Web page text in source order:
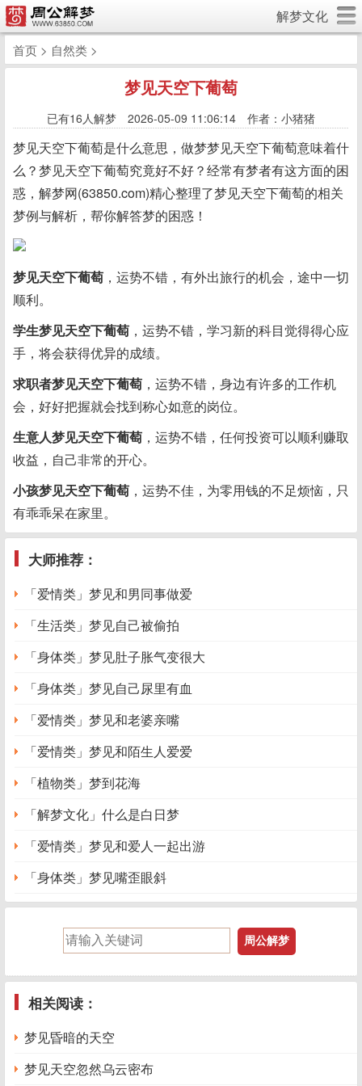
解梦文化
首页 > 自然类 >
梦见天空下葡萄
已有16人解梦 2026-05-09 11:06:14 作者：小猪猪
梦见天空下葡萄是什么意思，做梦梦见天空下葡萄意味着什
么？梦见天空下葡萄究竟好不好？经常有梦者有这方面的困
惑，解梦网(63850.com)精心整理了梦见天空下葡萄的相关
梦例与解析，帮你解答梦的困惑！
梦见天空下葡萄 ，运势不错，有外出旅行的机会，途中一切
顺利。
学生梦见天空下葡萄 ，运势不错，学习新的科目觉得得心应
手，将会获得优异的成绩。
求职者梦见天空下葡萄 ，运势不错，身边有许多的工作机
会，好好把握就会找到称心如意的岗位。
生意人梦见天空下葡萄 ，运势不错，任何投资可以顺利赚取
收益，自己非常的开心。
小孩梦见天空下葡萄 ，运势不佳，为零用钱的不足烦恼，只
有乖乖呆在家里。
大师推荐：
「爱情类」梦见和男同事做爱
「生活类」梦见自己被偷拍
「身体类」梦见肚子胀气变很大
「身体类」梦见自己尿里有血
「爱情类」梦见和老婆亲嘴
「爱情类」梦见和陌生人爱爱
「植物类」梦到花海
「解梦文化」什么是白日梦
「爱情类」梦见和爱人一起出游
「身体类」梦见嘴歪眼斜
相关阅读：
梦见昏暗的天空
梦见天空忽然乌云密布